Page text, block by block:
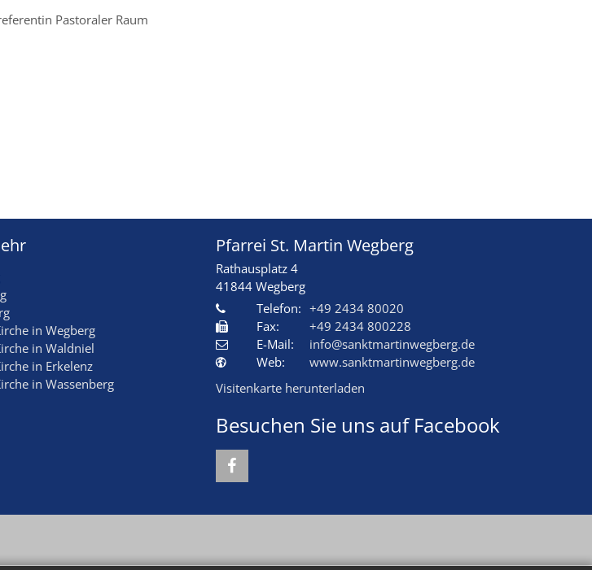
Pastoraler Raum
in Wegberg
in Waldniel
in Erkelenz
in Wassenberg
Pfarrei St. Martin Wegberg
Rathausplatz 4
41844 Wegberg
Telefon: +49 2434 80020
Fax:
+49 2434 800228
E-Mail:
info@sanktmartinwegberg.de
Web:
www.sanktmartinwegberg.de
Visitenkarte herunterladen
Besuchen Sie uns auf Facebook